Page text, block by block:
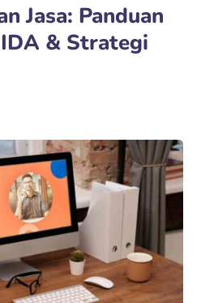
Jasa: Panduan
& Strategi